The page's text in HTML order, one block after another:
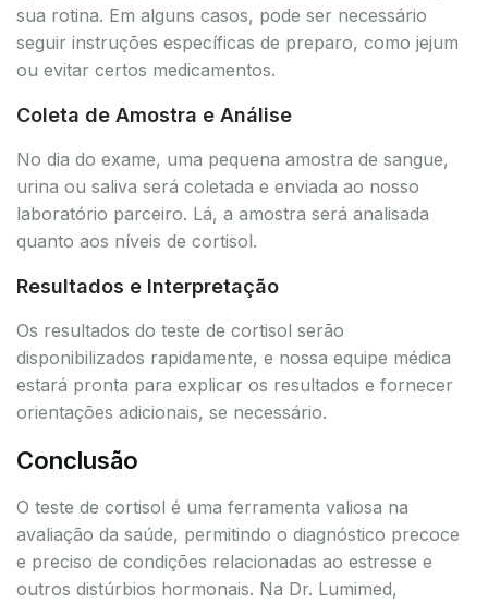
sua rotina. Em alguns casos, pode ser necessário
seguir instruções específicas de preparo, como jejum
ou evitar certos medicamentos.
Coleta de Amostra e Análise
No dia do exame, uma pequena amostra de sangue,
urina ou saliva será coletada e enviada ao nosso
laboratório parceiro. Lá, a amostra será analisada
quanto aos níveis de cortisol.
Resultados e Interpretação
Os resultados do teste de cortisol serão
disponibilizados rapidamente, e nossa equipe médica
estará pronta para explicar os resultados e fornecer
orientações adicionais, se necessário.
Conclusão
O teste de cortisol é uma ferramenta valiosa na
avaliação da saúde, permitindo o diagnóstico precoce
e preciso de condições relacionadas ao estresse e
outros distúrbios hormonais. Na Dr. Lumimed,